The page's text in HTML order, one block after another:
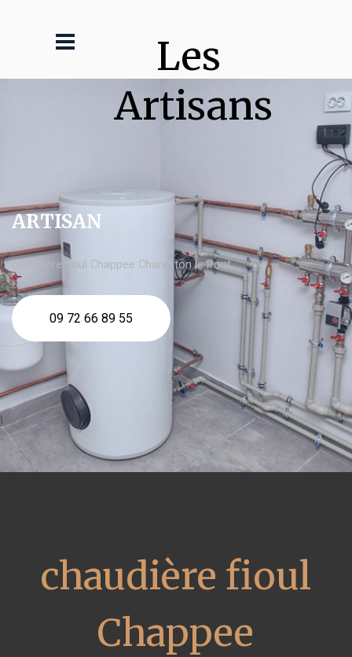
Les
Artisans
ARTISAN
chaudière fioul Chappee Charenton le Pont
09 72 66 89 55
chaudière fioul
Chappee